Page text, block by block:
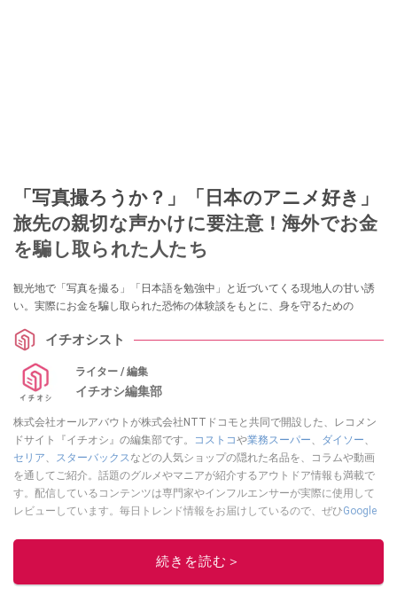
「写真撮ろうか？」「日本のアニメ好き」
旅先の親切な声かけに要注意！海外でお金
を騙し取られた人たち
観光地で「写真を撮る」「日本語を勉強中」と近づいてくる現地人の甘い誘
い。実際にお金を騙し取られた恐怖の体験談をもとに、身を守るための
イチオシスト
ライター / 編集
イチオシ編集部
株式会社オールアバウトが株式会社NTTドコモと共同で開設した、レコメン
ドサイト『イチオシ』の編集部です。
コストコや業務スーパー、 ダイソー、
セリア、 スターバックスなどの人気ショップの隠れた名品を、コラムや動画
を通してご紹介。話題のグルメやマニアが紹介するアウトドア情報も満載で
す。配信しているコンテンツは専門家やインフルエンサーが実際に使用して
レビューしています。毎日トレンド情報をお届けしているので、ぜひGoogle
このイチオシストの他の記事を読む
続きを読む＞